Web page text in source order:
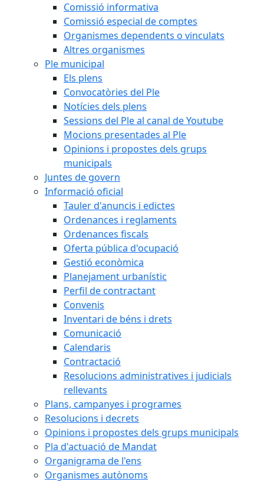
Comissió informativa
Comissió especial de comptes
Organismes dependents o vinculats
Altres organismes
Ple municipal
Els plens
Convocatòries del Ple
Notícies dels plens
Sessions del Ple al canal de Youtube
Mocions presentades al Ple
Opinions i propostes dels grups
municipals
Juntes de govern
Informació oficial
Tauler d'anuncis i edictes
Ordenances i reglaments
Ordenances fiscals
Oferta pública d'ocupació
Gestió econòmica
Planejament urbanístic
Perfil de contractant
Convenis
Inventari de béns i drets
Comunicació
Calendaris
Contractació
Resolucions administratives i judicials
rellevants
Plans, campanyes i programes
Resolucions i decrets
Opinions i propostes dels grups municipals
Pla d'actuació de Mandat
Organigrama de l'ens
Organismes autònoms